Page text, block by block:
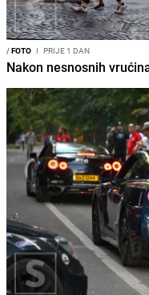
/FOTO I PRIJE 1 DAN
Nakon nesnosnih